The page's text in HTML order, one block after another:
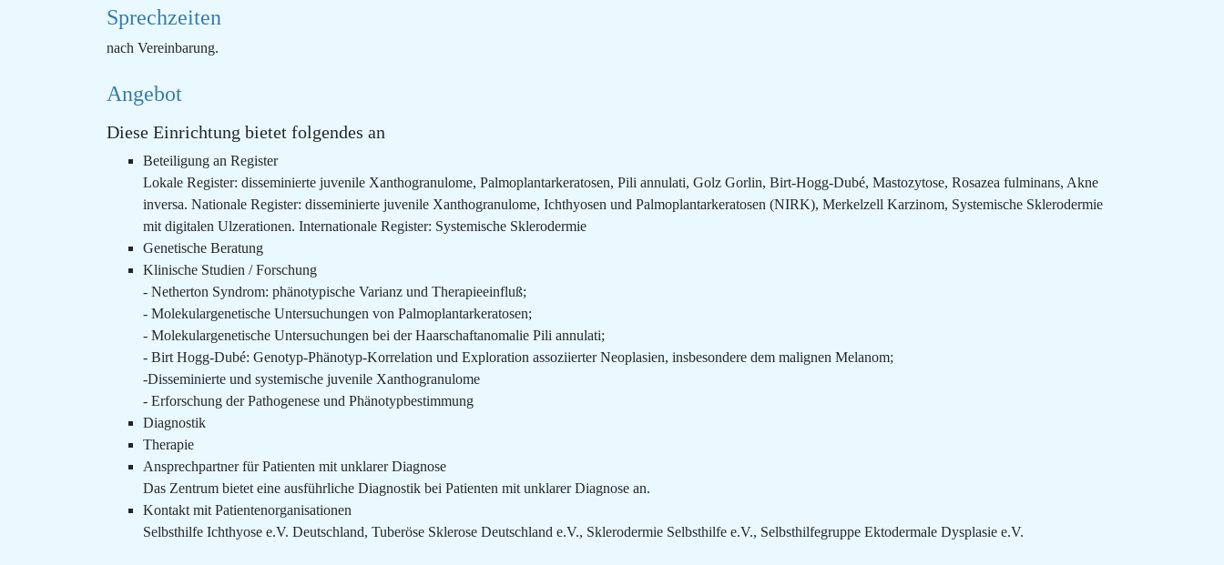
Sprechzeiten
nach Vereinbarung.
Angebot
Diese Einrichtung bietet folgendes an
Beteiligung an Register
Lokale Register: disseminierte juvenile Xanthogranulome, Palmoplantarkeratosen, Pili annulati, Golz Gorlin, Birt-Hogg-Dubé, Mastozytose, Rosazea fulminans, Akne
inversa. Nationale Register: disseminierte juvenile Xanthogranulome, Ichthyosen und Palmoplantarkeratosen (NIRK), Merkelzell Karzinom, Systemische Sklerodermie
mit digitalen Ulzerationen. Internationale Register: Systemische Sklerodermie
Genetische Beratung
Klinische Studien / Forschung
- Netherton Syndrom: phänotypische Varianz und Therapieeinfluß;
- Molekulargenetische Untersuchungen von Palmoplantarkeratosen;
- Molekulargenetische Untersuchungen bei der Haarschaftanomalie Pili annulati;
- Birt Hogg-Dubé: Genotyp-Phänotyp-Korrelation und Exploration assoziierter Neoplasien, insbesondere dem malignen Melanom;
-Disseminierte und systemische juvenile Xanthogranulome
- Erforschung der Pathogenese und Phänotypbestimmung
Diagnostik
Therapie
Ansprechpartner für Patienten mit unklarer Diagnose
Das Zentrum bietet eine ausführliche Diagnostik bei Patienten mit unklarer Diagnose an.
Kontakt mit Patientenorganisationen
Selbsthilfe Ichthyose e.V. Deutschland, Tuberöse Sklerose Deutschland e.V., Sklerodermie Selbsthilfe e.V., Selbsthilfegruppe Ektodermale Dysplasie e.V.